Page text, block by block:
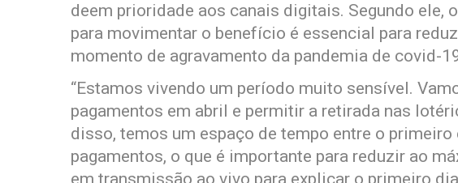
deem prioridade aos canais digitais. Segundo ele,
para movimentar o benefício é essencial para
momento de agravamento da pandemia de covid-
“Estamos vivendo um período muito sensível.
pagamentos em abril e permitir a retirada nas
disso, temos um espaço de tempo entre o
pagamentos, o que é importante para reduzir ao
em transmissão ao vivo para explicar o primeiro